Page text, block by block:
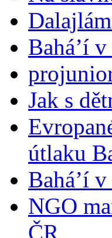
Bahá’í
Jak s
útlaku
Bahá’í
NGO
ČR